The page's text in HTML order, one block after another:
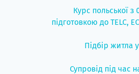
Курс польської з
підготовкою до TELC,
Підбір житла
Супровід під час